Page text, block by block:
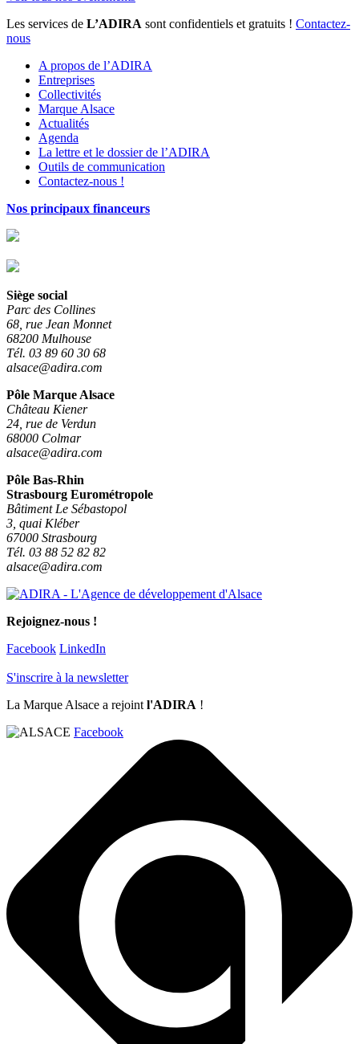
Les services de L’ADIRA sont confidentiels et gratuits ! Contactez-
nous
A propos de l’ADIRA
Entreprises
Collectivités
Marque Alsace
Actualités
Agenda
La lettre et le dossier de l’ADIRA
Outils de communication
Contactez-nous !
Nos principaux financeurs
Siège social
Parc des Collines
68, rue Jean Monnet
68200 Mulhouse
Tél. 03 89 60 30 68
alsace@adira.com
Pôle Marque Alsace
Château Kiener
24, rue de Verdun
68000 Colmar
alsace@adira.com
Pôle Bas-Rhin
Strasbourg Eurométropole
Bâtiment Le Sébastopol
3, quai Kléber
67000 Strasbourg
Tél. 03 88 52 82 82
alsace@adira.com
Rejoignez-nous !
Facebook LinkedIn
S'inscrire à la newsletter
La Marque Alsace a rejointl'ADIRA !
Facebook